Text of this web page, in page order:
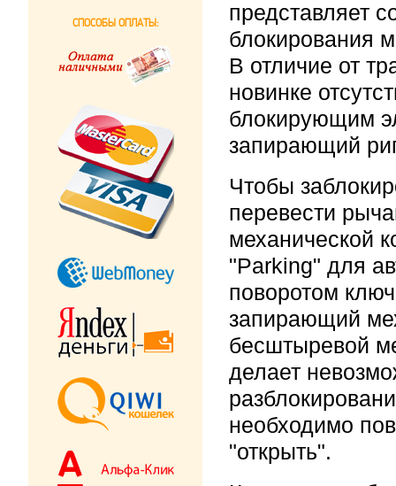
представляет
блокирования
В отличие от
новинке
блокирующим
запирающий
Чтобы
перевести
механической
"Parking" для
поворотом
запирающий
бесштыревой
делает
необходимо
"открыть".
СПОСОБЫ ОПЛАТЫ: